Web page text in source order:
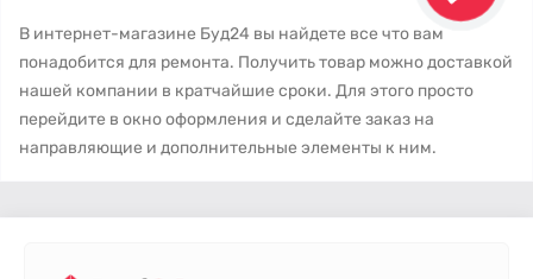
В интернет-магазине Буд24 вы найдете все что вам
понадобится для ремонта. Получить товар можно доставкой
нашей компании в кратчайшие сроки. Для этого просто
перейдите в окно оформления и сделайте заказ на
направляющие и дополнительные элементы к ним.